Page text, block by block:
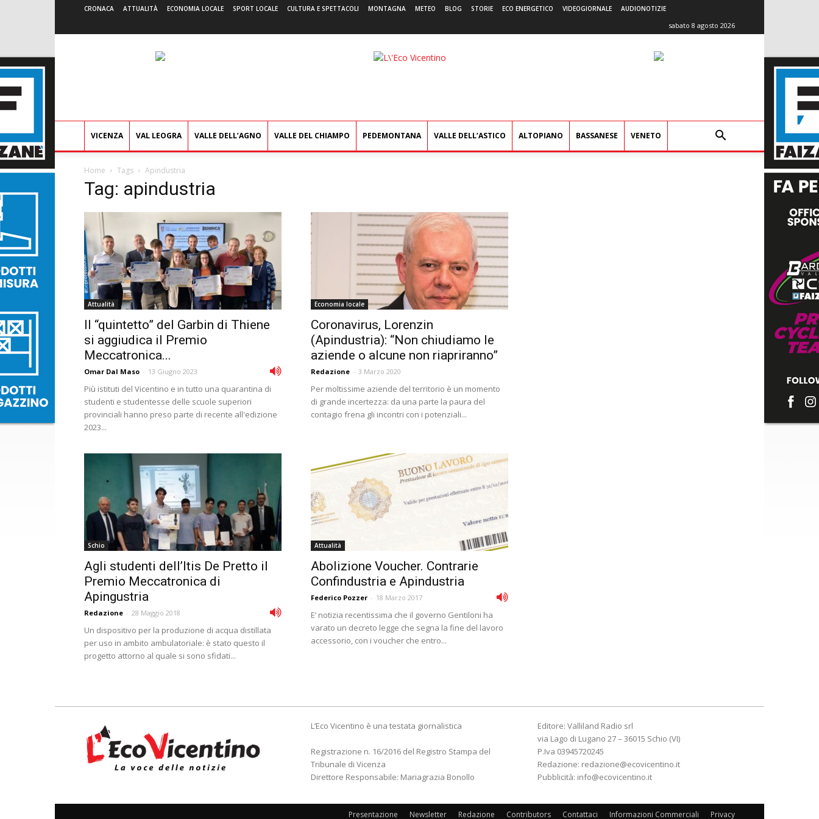
CRONACA ATTUALITÀ ECONOMIA LOCALE SPORT LOCALE CULTURA E SPETTACOLI MONTAGNA METEO BLOG STORIE ECO ENERGETICO VIDEOGIORNALE AUDIONOTIZIE
sabato 8 agosto 2026
L'Eco
VICENZA VAL LEOGRA VALLE DELL’AGNO VALLE DEL CHIAMPO PEDEMONTANA VALLE DELL’ASTICO ALTOPIANO BASSANESE VENETO
Home Tags Apindustria
Tag: apindustria
Attualità
Il “quintetto” del Garbin di Thiene
si aggiudica il Premio
Meccatronica...
Omar Dal Maso - 13 Giugno 2023
Più istituti del Vicentino e in tutto una quarantina di
studenti e studentesse delle scuole superiori
provinciali hanno preso parte di recente all'edizione
2023...
Economia locale
Coronavirus, Lorenzin
(Apindustria): “Non chiudiamo le
aziende o alcune non riapriranno”
Redazione - 3 Marzo 2020
Per moltissime aziende del territorio è un momento
di grande incertezza: da una parte la paura del
contagio frena gli incontri con i potenziali...
Schio
Agli studenti dell’Itis De Pretto il
Premio Meccatronica di
Apingustria
Redazione - 28 Maggio 2018
Un dispositivo per la produzione di acqua distillata
per uso in ambito ambulatoriale: è stato questo il
progetto attorno al quale si sono sfidati...
Attualità
Abolizione Voucher. Contrarie
Confindustria e Apindustria
Federico Pozzer - 18 Marzo 2017
E’ notizia recentissima che il governo Gentiloni ha
varato un decreto legge che segna la fine del lavoro
accessorio, con i voucher che entro...
L’Eco Vicentino è una testata giornalistica
Registrazione n. 16/2016 del Registro Stampa del
Tribunale di Vicenza
Direttore Responsabile: Mariagrazia Bonollo
Editore: Valliland Radio srl
via Lago di Lugano 27 – 36015 Schio (VI)
P.Iva 03945720245
Redazione: redazione@ecovicentino.it
Pubblicità: info@ecovicentino.it
Presentazione Newsletter Redazione Contributors Contattaci Informazioni Commerciali Privacy